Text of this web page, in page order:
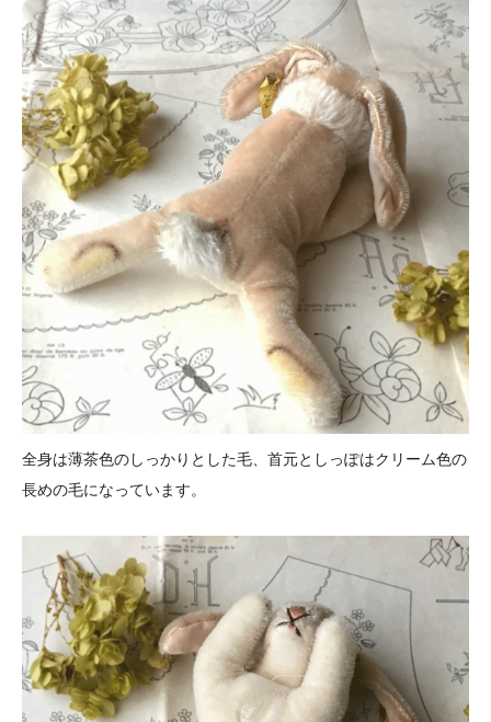
全身は薄茶色のしっかりとした毛、首元としっぽはクリーム色の
長めの毛になっています。